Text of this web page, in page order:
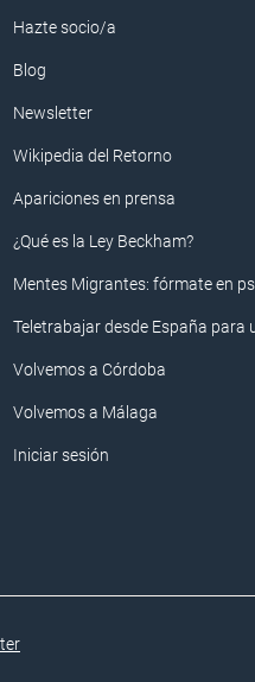
Hazte socio/a
Blog
Newsletter
Wikipedia del Retorno
Apariciones en prensa
¿Qué es la Ley Beckham?
Mentes Migrantes: fórmate en
Teletrabajar desde España para
Volvemos a Córdoba
Volvemos a Málaga
Iniciar sesión